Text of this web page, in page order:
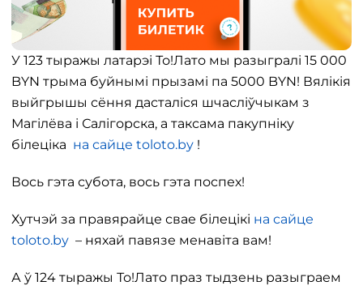
У 123 тыражы латарэі То!Лато мы разыгралі 15 000
BYN трыма буйнымі прызамі па 5000 BYN! Вялікія
выйгрышы сёння дасталіся шчасліўчыкам з
Магілёва і Салігорска, а таксама пакупніку
білеціка на сайце toloto.by !
Вось гэта субота, вось гэта поспех!
Хутчэй за правярайце свае білецікі на сайце
toloto.by – няхай павязе менавіта вам!
А ў 124 тыражы То!Лато праз тыдзень разыграем